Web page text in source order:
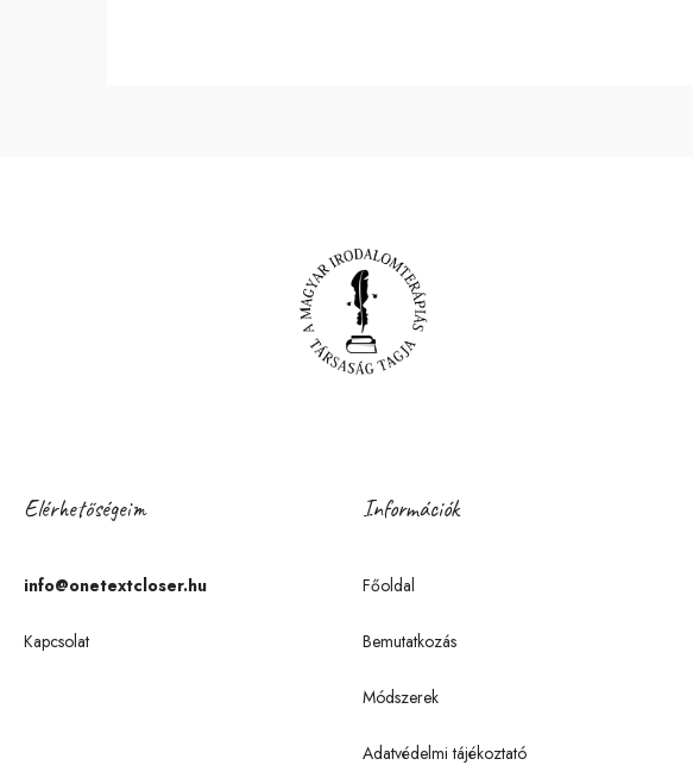
Elérhetőségeim
info@onetextcloser.hu
Kapcsolat
Információk
Főoldal
Bemutatkozás
Módszerek
Adatvédelmi tájékoztató